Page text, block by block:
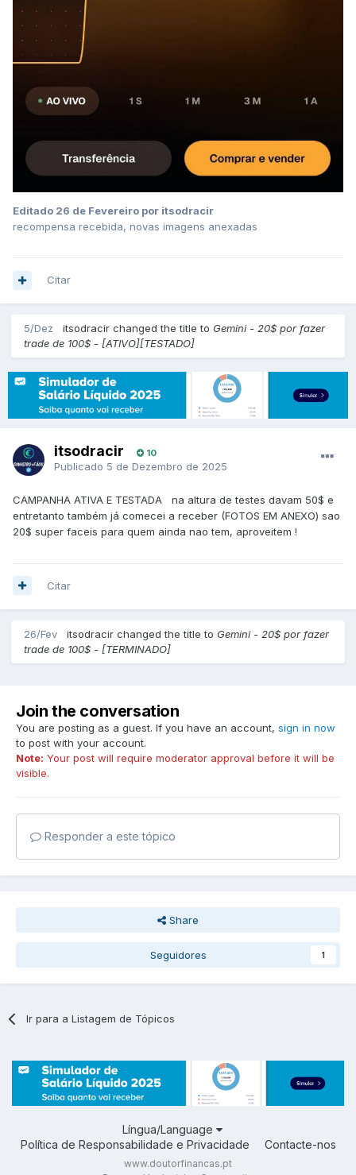
Editado 26 de Fevereiro por itsodracir
recompensa recebida, novas imagens anexadas
Citar
5/Dez itsodracir changed the title to Gemini - 20$ por fazer
trade de 100$ - [ATIVO][TESTADO]
itsodracir 10
Publicado 5 de Dezembro de 2025
CAMPANHA ATIVA E TESTADA na altura de testes davam 50$ e
entretanto também já comecei a receber (FOTOS EM ANEXO) sao
20$ super faceis para quem ainda nao tem, aproveitem !
Citar
26/Fev itsodracir changed the title to Gemini - 20$ por fazer
trade de 100$ - [TERMINADO]
Join the conversation
You are posting as a guest. If you have an account, sign in now
to post with your account.
Note: Your post will require moderator approval before it will be
visible.
Responder a este tópico
Share
Seguidores 1
Ir para a Listagem de Tópicos
Língua/Language
Política de Responsabilidade e Privacidade
Contacte-nos
www.doutorfinancas.pt